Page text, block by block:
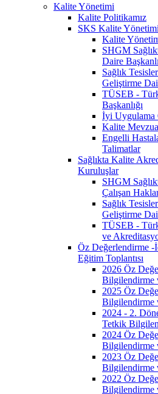
Kalite Yönetimi
Kalite Politikamız
SKS Kalite Yönetimi
Kalite
SHGM
Daire
Sağlık
Geliştirme
TÜSEB -
Başkanlığı
İyi Uygulama
Kalite
Engelli
Talimatlar
Sağlıkta Kalite
Kuruluşlar
SHGM
Çalışan
Sağlık
Geliştirme
TÜSEB -
ve
Öz Değerlendirme
Eğitim Toplantısı
2026 Öz
Bilgilendirme
2025 Öz
Bilgilendirme
2024 - 2.
Tetkik
2024 Öz
Bilgilendirme
2023 Öz
Bilgilendirme
2022 Öz
Bilgilendirme